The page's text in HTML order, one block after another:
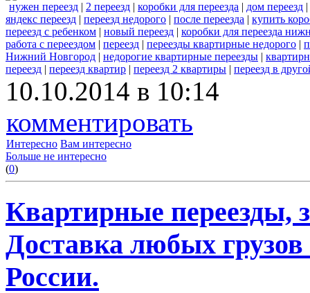
нужен переезд | 2 переезд | коробки для переезда | дом переезд |
яндекс переезд | переезд недорого | после переезда | купить
переезд с ребенком | новый переезд | коробки для переезда
работа с переездом | переезд | переезды квартирные недорого |
Нижний Новгород | недорогие квартирные переезды |
переезд | переезд квартир | переезд 2 квартиры | переезд в
10.10.2014 в 10:14
комментировать
Интересно Вам интересно
Больше не интересно
(0)
Квартирные переезды,
Доставка любых
России.